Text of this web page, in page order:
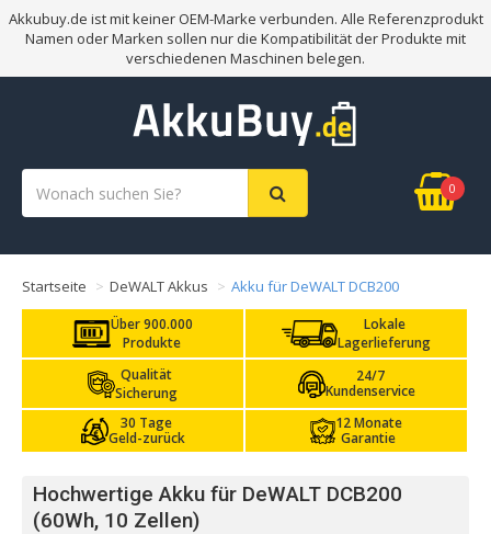
Akkubuy.de ist mit keiner OEM-Marke verbunden. Alle Referenzprodukt
Namen oder Marken sollen nur die Kompatibilität der Produkte mit
verschiedenen Maschinen belegen.
0
Startseite DeWALT Akkus Akku für DeWALT DCB200
Über 900.000
Produkte
Lokale
Lagerlieferung
Qualität
Sicherung
24/7
Kundenservice
30 Tage
Geld-zurück
12 Monate
Garantie
Hochwertige Akku für DeWALT DCB200
(60Wh, 10 Zellen)